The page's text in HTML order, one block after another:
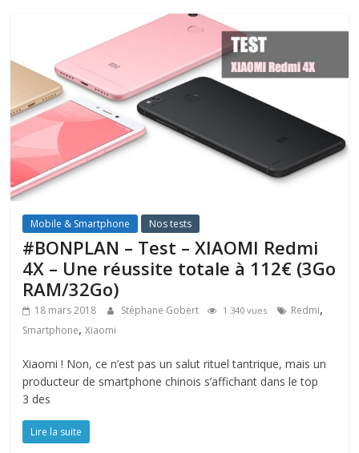
Mobile & Smartphone Nos tests
#BONPLAN – Test – XIAOMI Redmi
4X – Une réussite totale à 112€ (3Go
RAM/32Go)
18 mars 2018 Stéphane Gobert 1 340 vues Redmi,
Smartphone,Xiaomi
Xiaomi ! Non, ce n’est pas un salut rituel tantrique, mais un
producteur de smartphone chinois s’affichant dans le top
3 des
Lire la suite